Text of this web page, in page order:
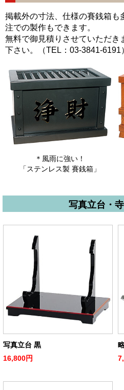
掲載外の寸法、仕様の賽銭箱も
注での製作もできます。
無料で御見積りさせていただき
下さい。（TEL：03-3841-6191
＊風雨に強い！
「ステンレス製 賽銭箱」
写真立台・
写真立台 黒
16,800円